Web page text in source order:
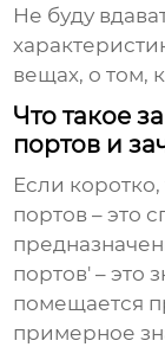
Не буду
вещах, о том,
Что такое
портов и
Если
портов – это
портов' – это
помещается
примерное